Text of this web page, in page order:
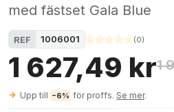
med fästset Gala Blue
REF 1006001 (0)
1 627,49 kr1
Upp till −6% för proffs. Se mer.